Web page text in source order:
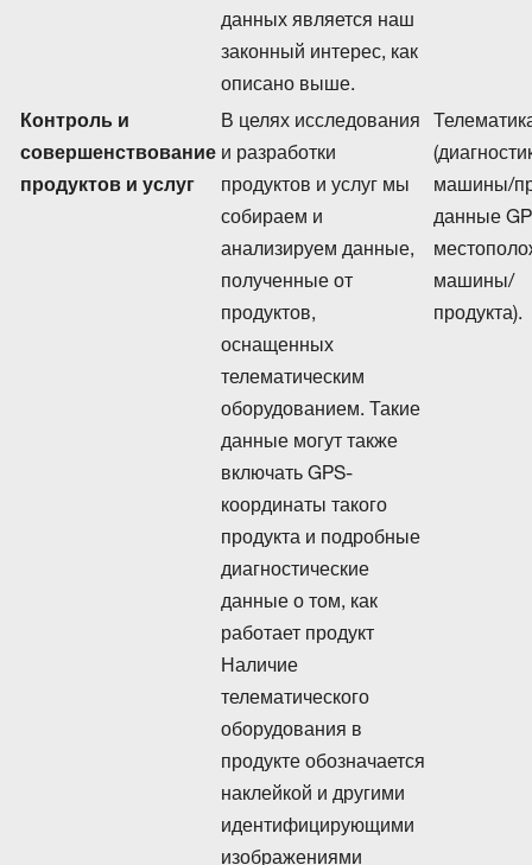
данных является наш
законный интерес, как
описано выше.
Контроль и
совершенствование
продуктов и услуг
В целях исследования
и разработки
продуктов и услуг мы
собираем и
анализируем данные,
полученные от
продуктов,
оснащенных
телематическим
оборудованием. Такие
данные могут также
включать GPS-
координаты такого
продукта и подробные
диагностические
данные о том, как
работает продукт
Наличие
телематического
оборудования в
продукте обозначается
наклейкой и другими
идентифицирующими
изображениями
машины/
данные
машины/
продукта).